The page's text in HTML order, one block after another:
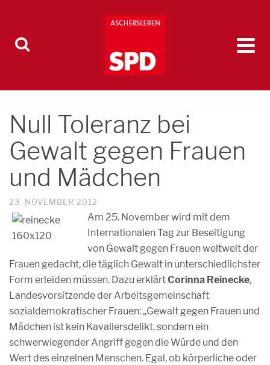
Null Toleranz bei
Gewalt gegen Frauen
und Mädchen
23. NOVEMBER 2012
Am 25. November wird mit dem
Internationalen Tag zur Beseitigung
von Gewalt gegen Frauen weltweit der
Frauen gedacht, die täglich Gewalt in unterschiedlichster
Form erleiden müssen. Dazu erklärtCorinna Reinecke,
Landesvorsitzende der Arbeitsgemeinschaft
sozialdemokratischer Frauen: „Gewalt gegen Frauen und
Mädchen ist kein Kavaliersdelikt, sondern ein
schwerwiegender Angriff gegen die Würde und den
Wert des einzelnen Menschen. Egal, ob körperliche oder